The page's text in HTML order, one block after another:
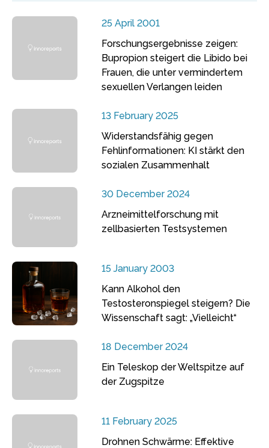
25 April 2001
Forschungsergebnisse zeigen:
Bupropion steigert die Libido bei
Frauen, die unter vermindertem
sexuellen Verlangen leiden
13 February 2025
Widerstandsfähig gegen
Fehlinformationen: KI stärkt den
sozialen Zusammenhalt
30 December 2024
Arzneimittelforschung mit
zellbasierten Testsystemen
15 January 2003
Kann Alkohol den
Testosteronspiegel steigern? Die
Wissenschaft sagt: „Vielleicht“
18 December 2024
Ein Teleskop der Weltspitze auf
der Zugspitze
11 February 2025
Drohnen Schwärme: Effektive